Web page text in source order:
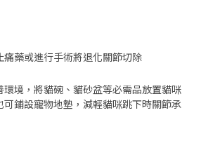
痛藥或進行手術將退化關節切除
環境，將貓碗、貓砂盆等必需品放置貓咪
可鋪設寵物地墊，減輕貓咪跳下時關節承